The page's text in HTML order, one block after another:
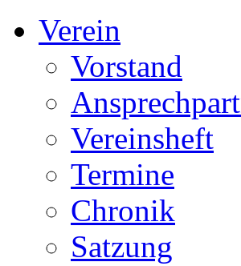
Verein
Vorstand
Vereinsheft
Termine
Chronik
Satzung